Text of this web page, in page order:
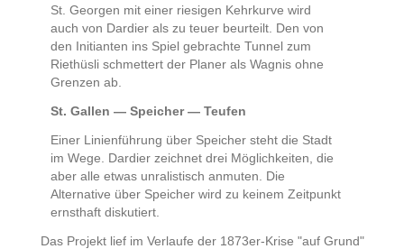
St. Georgen mit einer riesigen Kehrkurve wird
auch von Dardier als zu teuer beurteilt. Den von
den Initianten ins Spiel gebrachte Tunnel zum
Riethüsli schmettert der Planer als Wagnis ohne
Grenzen ab.
St. Gallen — Speicher — Teufen
Einer Linienführung über Speicher steht die Stadt
im Wege. Dardier zeichnet drei Möglichkeiten, die
aber alle etwas unralistisch anmuten. Die
Alternative über Speicher wird zu keinem Zeitpunkt
ernsthaft diskutiert.
Das Projekt lief im Verlaufe der 1873er-Krise "auf Grund"